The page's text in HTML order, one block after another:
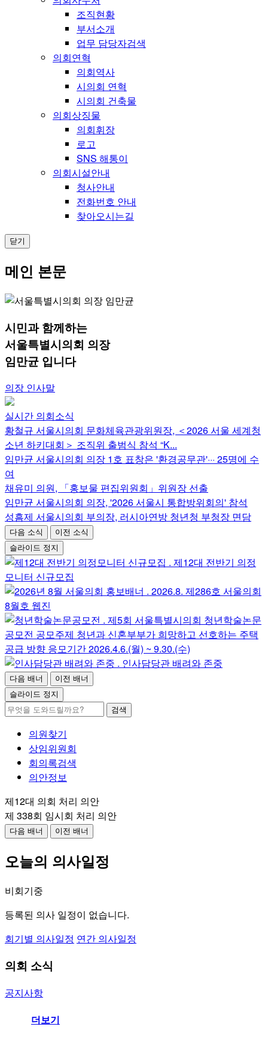
조직현황
부서소개
업무 담당자검색
의회연혁
의회역사
시의회 연혁
시의회 건축물
의회상징물
의회휘장
로고
SNS 해통이
의회시설안내
청사안내
전화번호 안내
찾아오시는길
닫기
메인 본문
시민과함께하는
서울특별시의회 의장
임만균 입니다
의장 인사말
실시간 의회소식
황철규 서울시의회 문화체육관광위원장, ＜2026 서울 세계청
소년 하키대회＞ 조직위 출범식 참석 “K...
임만균 서울시의회 의장 1호 표창은 '환경공무관'··· 25명에 수
여
채유미 의원, 「홍보물 편집위원회」위원장 선출
임만균 서울시의회 의장, '2026 서울시 통합방위회의' 참석
성흠제 서울시의회 부의장, 러시아연방 청년청 부청장 면담
다음 소식
이전 소식
슬라이드 정지
다음 배너
이전 배너
슬라이드 정지
검색
의원찾기
상임위원회
회의록검색
의안정보
제12대 의회 처리 의안
제 338회 임시회 처리 의안
다음 배너 이전 배너
오늘의 의사일정
비회기중
등록된 의사 일정이 없습니다.
회기별 의사일정 연간 의사일정
의회 소식
공지사항
더보기